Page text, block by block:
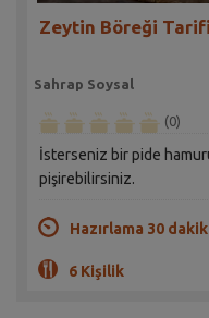
Zeytin Böreği Tarifi
Sahrap Soysal
(0)
İsterseniz bir pide hamuru
pişirebilirsiniz.
Hazırlama 30
6 Kişilik